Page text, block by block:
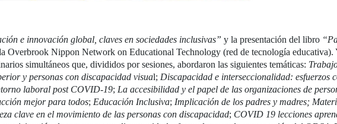
e innovación global, claves en sociedades inclusivas” y la presentación del libro
Overbrook Nippon Network on Educational Technology (red de tecnología educativa).
simultáneos que, divididos por sesiones, abordaron las siguientes temáticas:
y personas con discapacidad visual; Discapacidad e interseccionalidad: esfuerzos
laboral post COVID-19; La accesibilidad y el papel de las organizaciones de
mejor para todos; Educación Inclusiva; Implicación de los padres y madres;
clave en el movimiento de las personas con discapacidad; COVID 19 lecciones